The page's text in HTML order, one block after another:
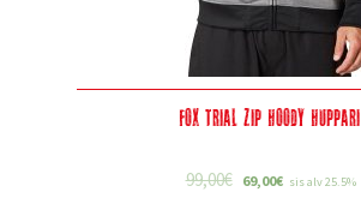
Fox Trial Zip Hoody Huppari
99,00€ 69,00€ sis alv 25.5%